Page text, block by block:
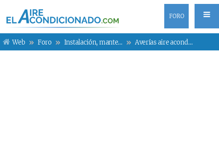
FORO
Web Foro Instalación, mantenimiento y averías Averías aire acondicionado LG